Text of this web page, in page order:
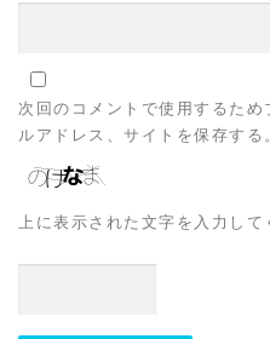
次回のコメントで使用するた
ルアドレス、サイトを保存する。
上に表示された文字を入力して